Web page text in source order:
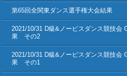
第65回全関東ダンス選手権大会結果
2021/10/31 D級&ノービスダンス競技会
果 その2
2021/10/31 D級&ノービスダンス競技会
果 その1